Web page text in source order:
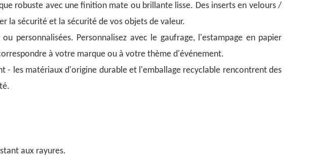
robuste avec une finition mate ou brillante lisse. Des inserts en velours /
la sécurité et la sécurité de vos objets de valeur.
personnalisées. Personnalisez avec le gaufrage, l'estampage en papier
à votre marque ou à votre thème d'événement.
- les matériaux d'origine durable et l'emballage recyclable rencontrent des
aux rayures.